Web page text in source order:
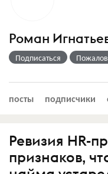
Роман
Подписаться
посты подписчики
Ревизия HR-
признаков,